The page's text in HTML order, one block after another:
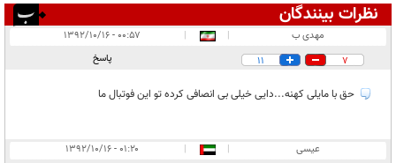
نظرات بینندگان
در انتظار بررسی:۱
مهدی ب |
|
۰۰:۵۷ - ۱۳۹۲/۱۰/۱۶
7
11 پاسخ
حق با مایلی کهنه...دایی خیلی بی انصافی کرده تو این فوتبال ما
عیسی |
|
۰۱:۲۰ - ۱۳۹۲/۱۰/۱۶